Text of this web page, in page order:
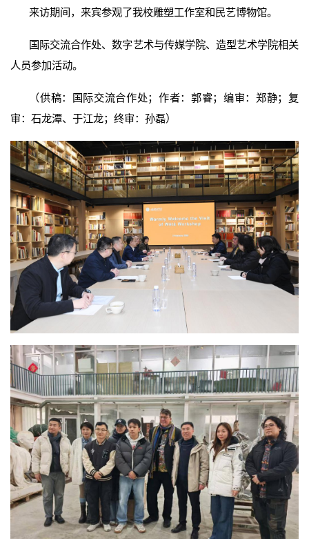
来访期间，来宾参观了我校雕塑工作室和民艺博物馆。
国际交流合作处、数字艺术与传媒学院、造型艺术学院相关
人员参加活动。
（供稿：国际交流合作处；作者：郭睿；编审：郑静；复
审：石龙潭、于江龙；终审：孙磊）